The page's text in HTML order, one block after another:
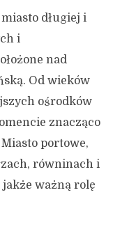
długiej i
i
nad
Od wieków
ośrodków
znacząco
portowe,
równinach i
ważną rolę